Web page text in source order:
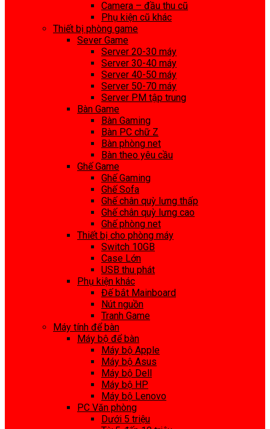
Camera – đầu thu cũ
Phụ kiện cũ khác
Thiết bị phòng game
Sever Game
Server 20-30 máy
Server 30-40 máy
Server 40-50 máy
Server 50-70 máy
Server PM tập trung
Bàn Game
Bàn Gaming
Bàn PC chữ Z
Bàn phòng net
Bàn theo yêu cầu
Ghế Game
Ghế Gaming
Ghế Sofa
Ghế chân quỳ lưng thấp
Ghế chân quỳ lưng cao
Ghế phòng net
Thiết bị cho phòng máy
Switch 10GB
Case Lớn
USB thu phát
Phụ kiện khác
Đế bắt Mainboard
Nút nguồn
Tranh Game
Máy tính để bàn
Máy bộ để bàn
Máy bộ Apple
Máy bộ Asus
Máy bộ Dell
Máy bộ HP
Máy bộ Lenovo
PC Văn phòng
Dưới 5 triệu